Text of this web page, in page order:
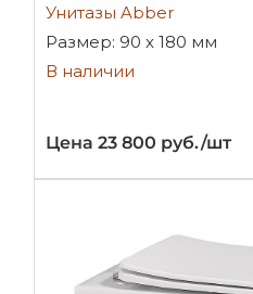
Унитазы Abber
Размер: 90 х 180 мм
В наличии
Цена 23 800 руб./шт